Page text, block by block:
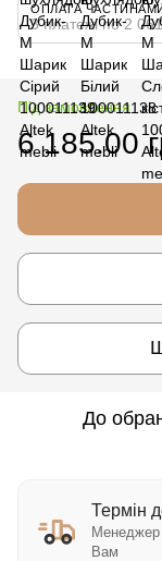
ОПЛАТА
3 платежі по 2
Під замовлення
6 185.00
До
Термін
Менеджер
Вам